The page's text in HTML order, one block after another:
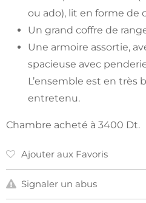
ou ado), lit en forme de
Un grand coffre de
Une armoire assortie,
spacieuse avec
L’ensemble est en très
entretenu.
Chambre acheté à 3400 Dt.
Ajouter aux Favoris
Signaler un abus